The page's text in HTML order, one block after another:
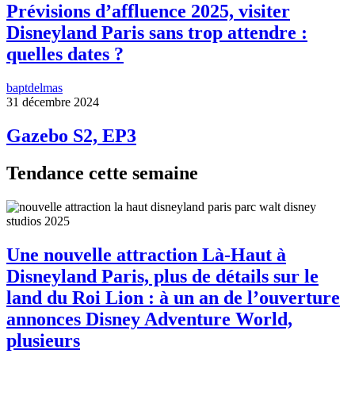
Prévisions d’affluence 2025, visiter
Disneyland Paris sans trop attendre :
quelles dates ?
baptdelmas
31 décembre 2024
Gazebo S2, EP3
Tendance cette semaine
Une nouvelle attraction Là-Haut à
Disneyland Paris, plus de détails sur le
land du Roi Lion : à un an de l’ouverture
annonces Disney Adventure World,
plusieurs